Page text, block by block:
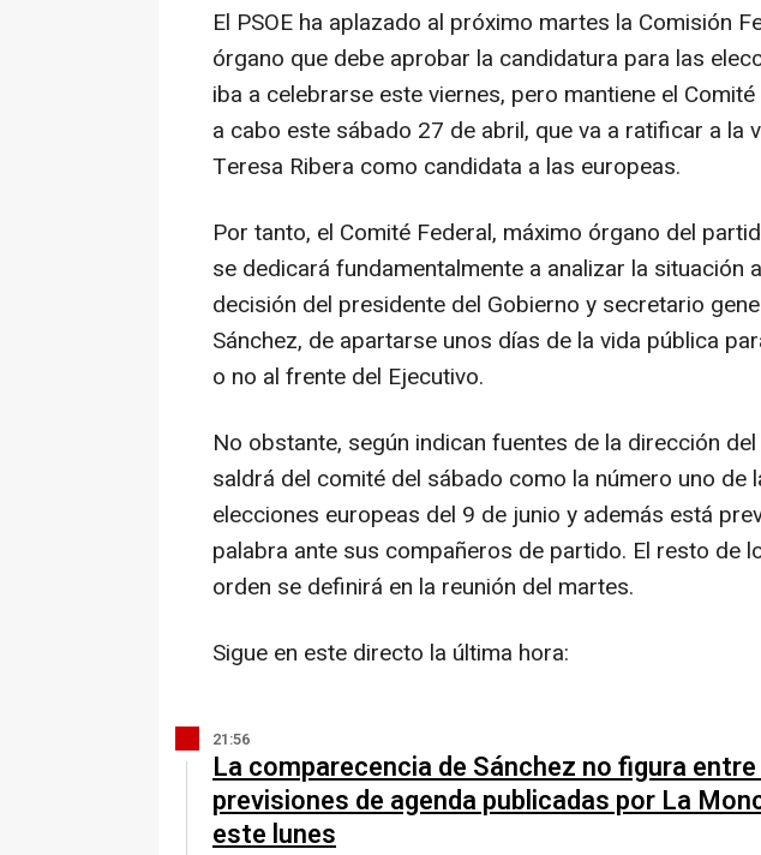
El PSOE ha aplazado al próximo martes la Comisión
órgano que debe aprobar la candidatura para las
iba a celebrarse este viernes, pero mantiene el
a cabo este sábado 27 de abril, que va a ratificar a la
Teresa Ribera como candidata a las europeas.
Por tanto, el Comité Federal, máximo órgano del
se dedicará fundamentalmente a analizar la situación
decisión del presidente del Gobierno y secretario
Sánchez, de apartarse unos días de la vida pública
o no al frente del Ejecutivo.
No obstante, según indican fuentes de la dirección
saldrá del comité del sábado como la número uno de
elecciones europeas del 9 de junio y además está
palabra ante sus compañeros de partido. El resto de
orden se definirá en la reunión del martes.
Sigue en este directo la última hora:
21:56
La comparecencia de Sánchez no figura
previsiones de agenda publicadas por La
este lunes